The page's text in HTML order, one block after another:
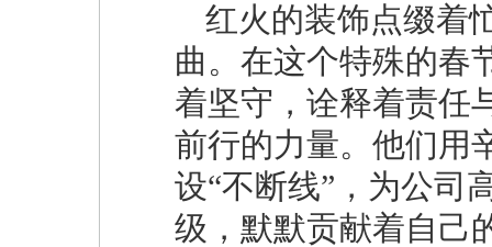
红火的装饰点缀着
曲。在这个特殊的春
着坚守，诠释着责任
前行的力量。他们用
设“不断线”，为公司
级，默默贡献着自己